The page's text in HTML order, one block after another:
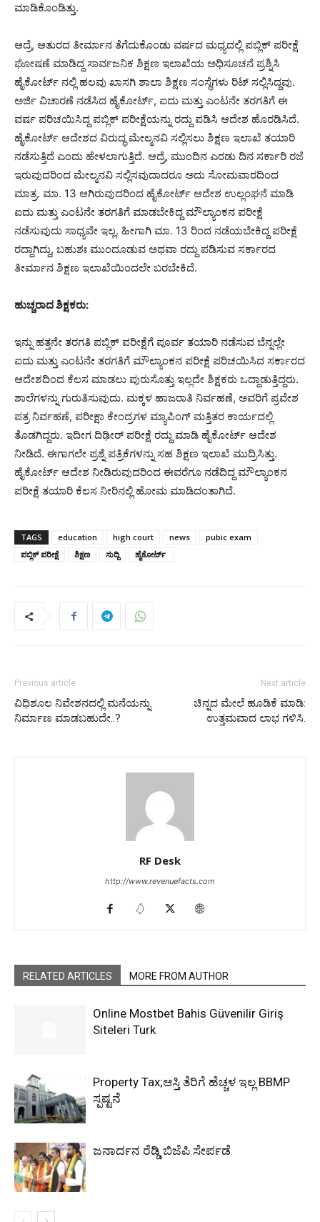
ಮಾಡಿಕೊಂಡಿತ್ತು.
ಆದ್ರೆ, ಆತುರದ ತೀರ್ಮಾನ ತೆಗೆದುಕೊಂಡು ವರ್ಷದ ಮಧ್ಯದಲ್ಲಿ ಪಬ್ಲಿಕ್ ಪರೀಕ್ಷೆ
ಘೋಷಣೆ ಮಾಡಿದ್ದ ಸಾರ್ವಜನಿಕ ಶಿಕ್ಷಣ ಇಲಾಖೆಯ ಅಧಿಸೂಚನೆ ಪ್ರಶ್ನಿಸಿ
ಹೈಕೋರ್ಟ್ ನಲ್ಲಿ ಹಲವು ಖಾಸಗಿ ಶಾಲಾ ಶಿಕ್ಷಣ ಸಂಸ್ಥೆಗಳು ರಿಟ್ ಸಲ್ಲಿಸಿದ್ದವು.
ಅರ್ಜಿ ವಿಚಾರಣೆ ನಡೆಸಿದ ಹೈಕೋರ್ಟ್, ಐದು ಮತ್ತು ಎಂಟನೇ ತರಗತಿಗೆ ಈ
ವರ್ಷ ಪರಿಚಯಿಸಿದ್ದ ಪಬ್ಲಿಕ್ ಪರೀಕ್ಷೆಯನ್ನು ರದ್ದು ಪಡಿಸಿ ಆದೇಶ ಹೊರಡಿಸಿದೆ.
ಹೈಕೋರ್ಟ್ ಆದೇಶದ ವಿರುದ್ಧ ಮೇಲ್ಮನವಿ ಸಲ್ಲಿಸಲು ಶಿಕ್ಷಣ ಇಲಾಖೆ ತಯಾರಿ
ನಡೆಸುತ್ತಿದೆ ಎಂದು ಹೇಳಲಾಗುತ್ತಿದೆ. ಆದ್ರೆ, ಮುಂದಿನ ಎರಡು ದಿನ ಸರ್ಕಾರಿ ರಜೆ
ಇರುವುದರಿಂದ ಮೇಲ್ಮನವಿ ಸಲ್ಲಿಸವುದಾದರೂ ಅದು ಸೋಮವಾರದಿಂದ
ಮಾತ್ರ. ಮಾ. 13 ಆಗಿರುವುದರಿಂದ ಹೈಕೋರ್ಟ್ ಆದೇಶ ಉಲ್ಲಂಘನೆ ಮಾಡಿ
ಐದು ಮತ್ತು ಎಂಟನೇ ತರಗತಿಗೆ ಮಾಡಬೇಕಿದ್ದ ಮೌಲ್ಯಾಂಕನ ಪರೀಕ್ಷೆ
ನಡೆಸುವುದು ಸಾಧ್ಯವೇ ಇಲ್ಲ. ಹೀಗಾಗಿ ಮಾ. 13 ರಿಂದ ನಡೆಯಬೇಕಿದ್ದ ಪರೀಕ್ಷೆ
ರದ್ದಾಗಿದ್ದು, ಬಹುಶಃ ಮುಂದೂಡುವ ಅಥವಾ ರದ್ದು ಪಡಿಸುವ ಸರ್ಕಾರದ
ತೀರ್ಮಾನ ಶಿಕ್ಷಣ ಇಲಾಖೆಯಿಂದಲೇ ಬರಬೇಕಿದೆ.
ಹುಚ್ಚರಾದ ಶಿಕ್ಷಕರು:
ಇನ್ನು ಹತ್ತನೇ ತರಗತಿ ಪಬ್ಲಿಕ್ ಪರೀಕ್ಷೆಗೆ ಪೂರ್ವ ತಯಾರಿ ನಡೆಸುವ ಬೆನ್ನಲ್ಲೇ
ಐದು ಮತ್ತು ಎಂಟನೇ ತರಗತಿಗೆ ಮೌಲ್ಯಾಂಕನ ಪರೀಕ್ಷೆ ಪರಿಚಯಿಸಿದ ಸರ್ಕಾರದ
ಆದೇಶದಿಂದ ಕೆಲಸ ಮಾಡಲು ಪುರುಸೊತ್ತು ಇಲ್ಲದೇ ಶಿಕ್ಷಕರು ಒದ್ದಾಡುತ್ತಿದ್ದರು.
ಶಾಲೆಗಳನ್ನು ಗುರುತಿಸುವುದು. ಮಕ್ಕಳ ಹಾಜರಾತಿ ನಿರ್ವಹಣೆ, ಅವರಿಗೆ ಪ್ರವೇಶ
ಪತ್ರ ನಿರ್ವಹಣೆ, ಪರೀಕ್ಷಾ ಕೇಂದ್ರಗಳ ಮ್ಯಾಪಿಂಗ್ ಮತ್ತಿತರ ಕಾರ್ಯದಲ್ಲಿ
ತೊಡಗಿದ್ದರು. ಇದೀಗ ದಿಢೀರ್ ಪರೀಕ್ಷೆ ರದ್ದು ಮಾಡಿ ಹೈಕೋರ್ಟ್ ಆದೇಶ
ನೀಡಿದೆ. ಈಗಾಗಲೇ ಪ್ರಶ್ನೆ ಪತ್ರಿಕೆಗಳನ್ನು ಸಹ ಶಿಕ್ಷಣ ಇಲಾಖೆ ಮುದ್ರಿಸಿತ್ತು.
ಹೈಕೋರ್ಟ್ ಆದೇಶ ನೀಡಿರುವುದರಿಂದ ಈವರೆಗೂ ನಡೆದಿದ್ದ ಮೌಲ್ಯಾಂಕನ
ಪರೀಕ್ಷೆ ತಯಾರಿ ಕೆಲಸ ನೀರಿನಲ್ಲಿ ಹೋಮ ಮಾಡಿದಂತಾಗಿದೆ.
TAGS education high court news
pubic exam
ಪಬ್ಲಿಕ್ ಪರೀಕ್ಷೆ
ಶಿಕ್ಷಣ ಸುದ್ದಿ ಹೈಕೋರ್ಟ್
Previous article
ವಿಧಿಶೂಲ ನಿವೇಶನದಲ್ಲಿ ಮನೆಯನ್ನು
ನಿರ್ಮಾಣ ಮಾಡಬಹುದೇ..?
Next article
ಚಿನ್ನದ ಮೇಲೆ ಹೂಡಿಕೆ ಮಾಡಿ:
ಉತ್ತಮವಾದ ಲಾಭ ಗಳಿಸಿ.
RF Desk
http://www.revenuefacts.com
RELATED ARTICLES MORE FROM AUTHOR
Online Mostbet Bahis Güvenilir Giriş
Siteleri Turk
Property Tax;ಆಸ್ತಿ ತೆರಿಗೆ ಹೆಚ್ಚಳ ಇಲ್ಲ BBMP
ಸ್ಪಷ್ಟನೆ
ಜನಾರ್ದನ ರೆಡ್ಡಿ ಬಿಜೆಪಿ ಸೇರ್ಪಡೆ